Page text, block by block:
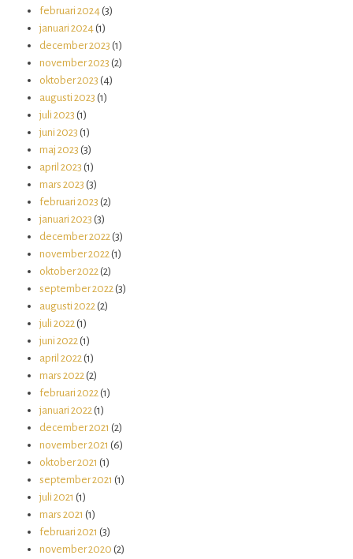
februari 2024 (3)
januari 2024 (1)
december 2023 (1)
november 2023 (2)
oktober 2023 (4)
augusti 2023 (1)
juli 2023 (1)
juni 2023 (1)
maj 2023 (3)
april 2023 (1)
mars 2023 (3)
februari 2023 (2)
januari 2023 (3)
december 2022 (3)
november 2022 (1)
oktober 2022 (2)
september 2022 (3)
augusti 2022 (2)
juli 2022 (1)
juni 2022 (1)
april 2022 (1)
mars 2022 (2)
februari 2022 (1)
januari 2022 (1)
december 2021 (2)
november 2021 (6)
oktober 2021 (1)
september 2021 (1)
juli 2021 (1)
mars 2021 (1)
februari 2021 (3)
november 2020 (2)